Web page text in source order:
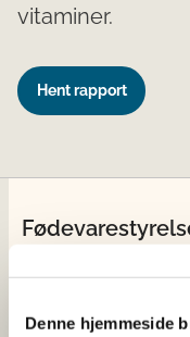
Denne hjemmeside
vitaminer.
Hent rapport
fødevarekæden fra